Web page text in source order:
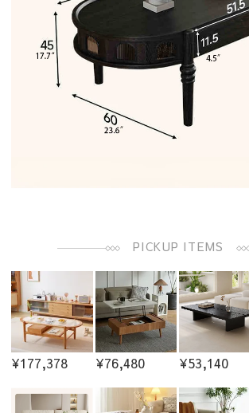
PICKUP ITEMS
¥177,378 ¥76,480 ¥53,140